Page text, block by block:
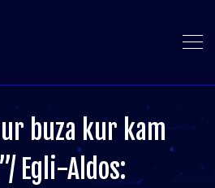
buza kur kam
Egli-Aldos: